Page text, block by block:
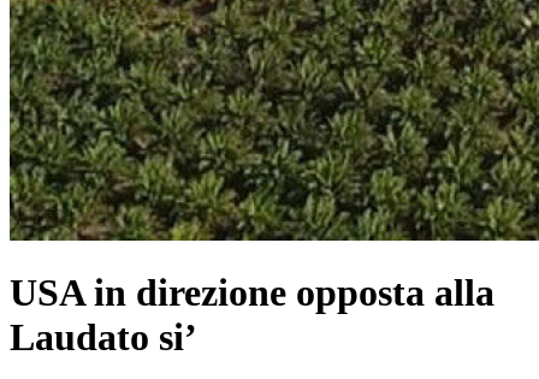
USA in direzione opposta alla
Laudato si’